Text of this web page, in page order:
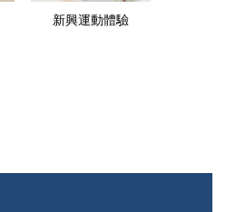
新興運動體驗